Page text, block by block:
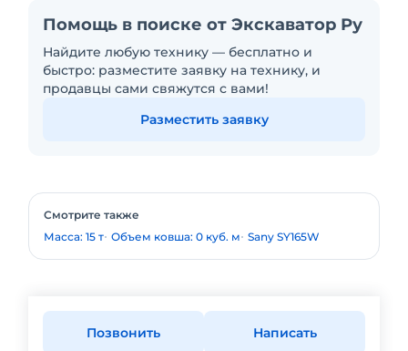
Помощь в поиске от Экскаватор Ру
Найдите любую технику — бесплатно и
быстро: разместите заявку на технику, и
продавцы сами свяжутся с вами!
Разместить заявку
Смотрите также
Масса: 15 т Объем ковша: 0 куб. м Sany SY165W
Позвонить Написать